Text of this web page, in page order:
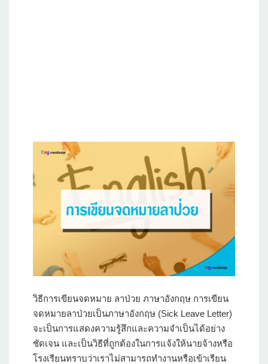
วิธีการเขียนจดหมาย ลาป่วย ภาษาอังกฤษ การเขียน
จดหมายลาป่วยเป็นภาษาอังกฤษ (Sick Leave Letter)
จะเป็นการแสดงความรู้สึกและความจำเป็นได้อย่าง
ชัดเจน และเป็นวิธีที่ถูกต้องในการแจ้งให้นายจ้างหรือ
โรงเรียนทราบว่าเราไม่สามารถทำงานหรือเข้าเรียน